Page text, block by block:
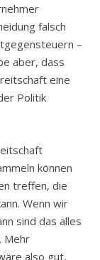
falsch
–
aber, dass
eine
Politik
können
treffen, die
Wenn wir
sind das alles
Mehr
also gut,